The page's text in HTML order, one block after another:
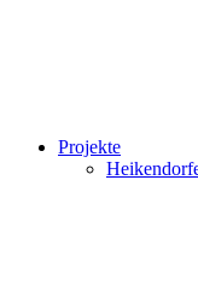
Projekte